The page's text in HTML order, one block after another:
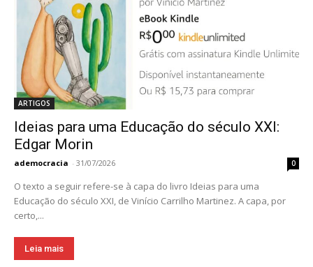
ARTIGOS
Ideias para uma Educação do século XXI:
Edgar Morin
ademocracia - 31/07/2026 0
O texto a seguir refere-se à capa do livro Ideias para uma
Educação do século XXI, de Vinício Carrilho Martinez. A capa, por
certo,...
Leia mais